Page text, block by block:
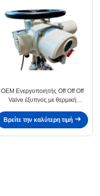
OEM Ενεργοποιητής Off Off Off
Valve έξυπνος με θερμική
Βρείτε την καλύτερη τιμή